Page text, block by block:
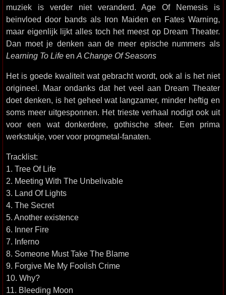
muziek is verder niet veranderd. Age Of Nemesis is
beinvloed door bands als Iron Maiden en Fates Warning,
maar eigenlijk lijkt alles toch het meest op Dream Theater.
Dan moet je denken aan de meer epische nummers als
Learning To Life en A Change Of Seasons
Het is goede kwaliteit wat gebracht wordt, ook al is het niet
origineel. Maar ondanks dat het veel aan Dream Theater
doet denken, is het geheel wat langzamer, minder heftig en
soms meer uitgesponnen. Het trieste verhaal nodigt ook uit
voor een wat donkerdere, gothische sfeer. Een prima
werkstukje, voer voor progmetal-fanaten.
Tracklist:
1. Tree Of Life
2. Meeting With The Unbelivable
3. Land Of Lights
4. The Secret
5. Another existence
6. Inner Fire
7. Inferno
8. Someone Must Take The Blame
9. Forgive Me My Foolish Crime
10. Why?
11. Bleeding Moon